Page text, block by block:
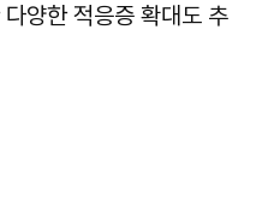
양한 적응증 확대도 추